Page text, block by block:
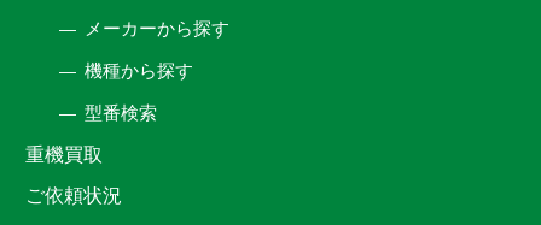
メーカーから探す
機種から探す
型番検索
重機買取
ご依頼状況